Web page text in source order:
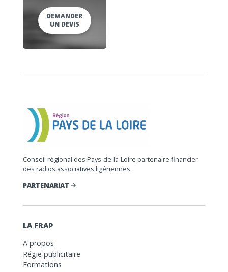
DEMANDER
UN DEVIS
Conseil régional des Pays-de-la-Loire partenaire financier
des radios associatives ligériennes.
PARTENARIAT
LA FRAP
A propos
Régie publicitaire
Formations